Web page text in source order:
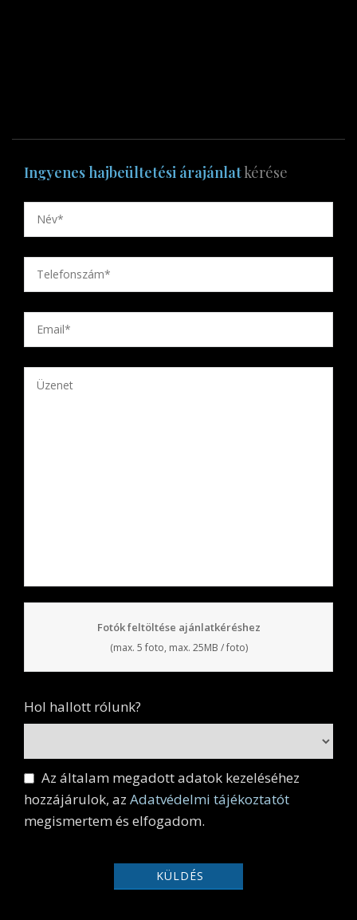
Fotók feltöltése ajánlatkéréshez
(max. 5 foto, max. 25MB / foto)
Hol hallott rólunk?
Az általam megadott adatok kezeléséhez
hozzájárulok, azAdatvédelmi tájékoztatót
megismertem és elfogadom.
KÜLDÉS